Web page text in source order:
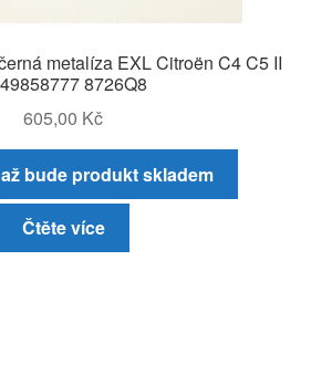
metalíza EXL Citroën C4 C5 II
8726Q8
605,00 Kč
bude produkt skladem
Čtěte více